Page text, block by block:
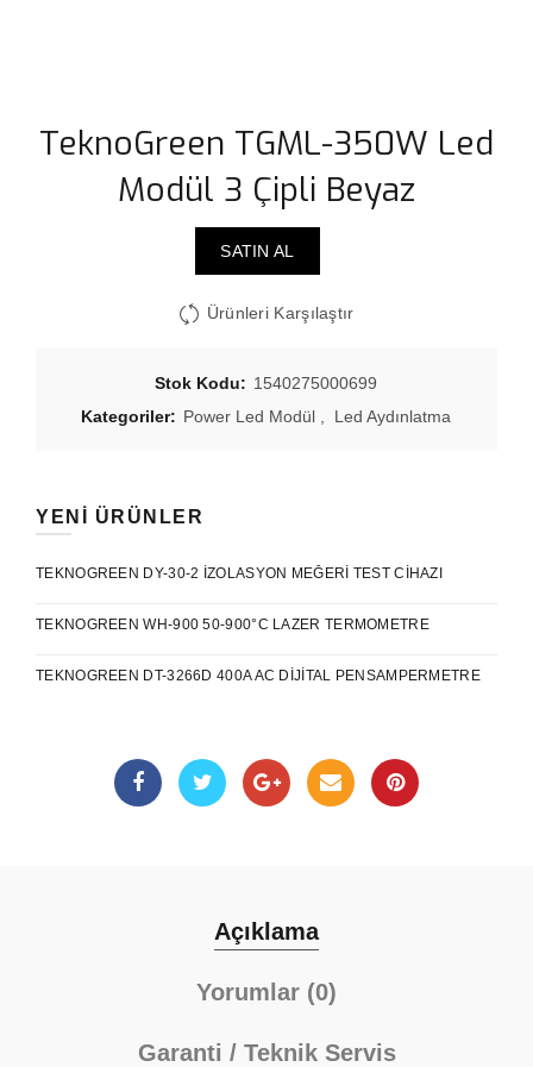
TeknoGreen TGML-350W Led
Modül 3 Çipli Beyaz
SATIN AL
Ürünleri Karşılaştır
Stok Kodu: 1540275000699
Kategoriler: Power Led Modül Led Aydınlatma
YENI ÜRÜNLER
TEKNOGREEN DY-30-2 İZOLASYON MEĞERI TEST CIHAZI
TEKNOGREEN WH-900 50-900°C LAZER TERMOMETRE
TEKNOGREEN DT-3266D 400A AC DIJITAL PENSAMPERMETRE
Açıklama
Yorumlar (0)
Garanti / Teknik Servis